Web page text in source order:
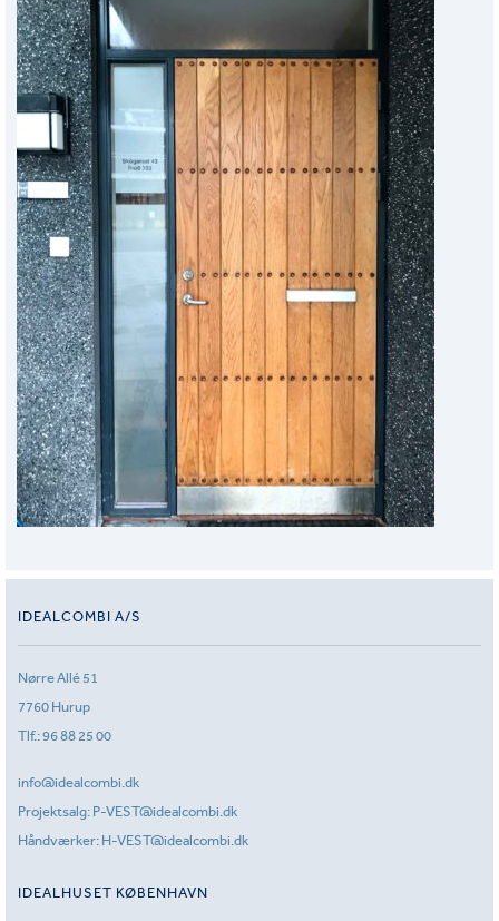
IDEALCOMBI A/S
Nørre Allé 51
7760 Hurup
Tlf.:96 88 25 00
info@idealcombi.dk
Projektsalg: P-VEST@idealcombi.dk
Håndværker: H-VEST@idealcombi.dk
IDEALHUSET KØBENHAVN